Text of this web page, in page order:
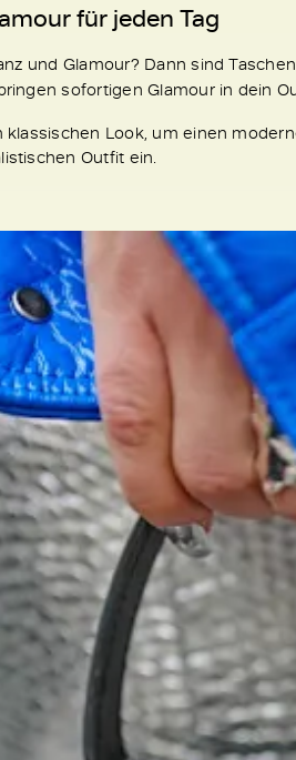
für jeden Tag
und Glamour? Dann sind
sofortigen Glamour in dein
Look, um einen
Outfit ein.